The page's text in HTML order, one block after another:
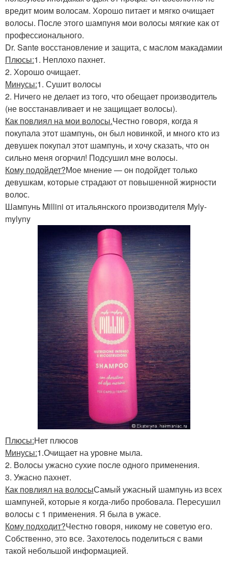
вредит моим волосам. Хорошо питает и мягко очищает
волосы. После этого шампуня мои волосы мягкие как от
профессионального.
Dr. Sante восстановление и защита, с маслом макадамии
Плюсы:1. Неплохо пахнет.
2. Хорошо очищает.
Минусы:1. Сушит волосы
2. Ничего не делает из того, что обещает производитель
(не восстанавливает и не защищает волосы).
Как повлиял на мои волосы.Честно говоря, когда я
покупала этот шампунь, он был новинкой, и много кто из
девушек покупал этот шампунь, и хочу сказать, что он
сильно меня огорчил! Подсушил мне волосы.
Кому подойдет?Мое мнение — он подойдет только
девушкам, которые страдают от повышенной жирности
волос.
Шампунь Millini от итальянского производителя Myly-
mylyny
Плюсы:Нет плюсов
Минусы:1.Очищает на уровне мыла.
2. Волосы ужасно сухие после одного применения.
3. Ужасно пахнет.
Как повлиял на волосыСамый ужасный шампунь из всех
шампуней, которые я когда-либо пробовала. Пересушил
волосы с 1 применения. Я была в ужасе.
Кому подходит?Честно говоря, никому не советую его.
Собственно, это все. Захотелось поделиться с вами
такой небольшой информацией.